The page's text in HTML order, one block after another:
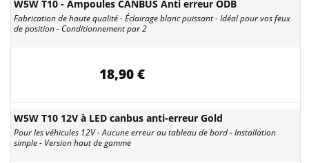
W5W T10 - Ampoules CANBUS Anti erreur ODB
Fabrication de haute qualité - Éclairage blanc puissant - Idéal pour vos feux
de position - Conditionnement par 2
18,90 €
W5W T10 12V à LED canbus anti-erreur Gold
Pour les véhicules 12V - Aucune erreur au tableau de bord - Installation
simple - Version haut de gamme